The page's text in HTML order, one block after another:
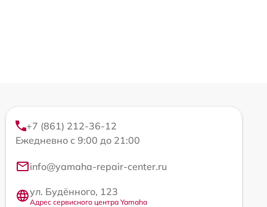
+7 (861) 212-36-12
Ежедневно с 9:00 до 21:00
info@yamaha-repair-center.ru
ул. Будённого, 123
Адрес сервисного центра Yamaha